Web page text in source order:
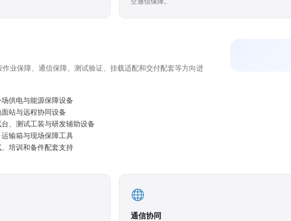
业保障、通信保障、测试验证、挂载适配和交付配套等方向进
供电与能源保障设备
站与远程协同设备
、测试工装与研发辅助设备
输箱与现场保障工具
培训和备件配套支持
通信协同